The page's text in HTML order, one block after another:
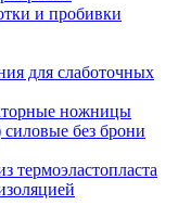
и пробивки
для слаботочных
ножницы
без брони
термоэластопласта